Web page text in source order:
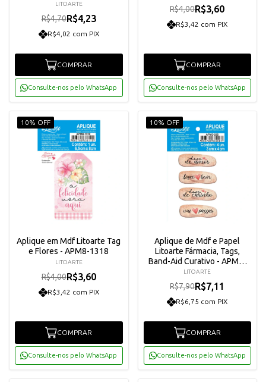
LITOARTE
R$4,70R$4,23
R$4,02 com PIX
COMPRAR
Consulte-nos pelo WhatsApp
R$4,00R$3,60
R$3,42 com PIX
COMPRAR
Consulte-nos pelo WhatsApp
10% OFF
Aplique em Mdf Litoarte Tag
e Flores - APM8-1318
LITOARTE
R$4,00R$3,60
R$3,42 com PIX
COMPRAR
Consulte-nos pelo WhatsApp
10% OFF
Aplique de Mdf e Papel
Litoarte Fármacia, Tags,
Band-Aid Curativo - APM3-
295
LITOARTE
R$7,90R$7,11
R$6,75 com PIX
COMPRAR
Consulte-nos pelo WhatsApp